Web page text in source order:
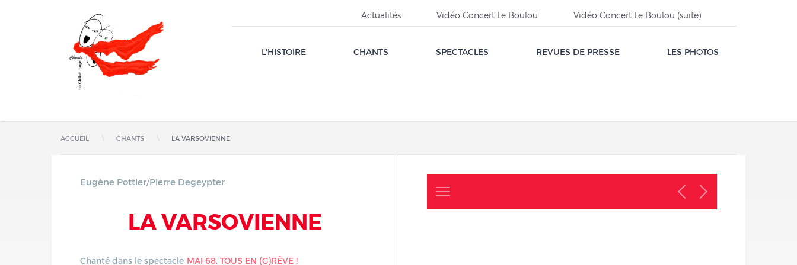
Actualités Vidéo Concert Le Boulou Vidéo Concert Le Boulou (suite)
L'HISTOIRE CHANTS SPECTACLES REVUES DE PRESSE LES PHOTOS
ACCUEIL CHANTS LA VARSOVIENNE
Eugène Pottier/Pierre Degeypter
LA VARSOVIENNE
Chanté dans le spectacle MAI 68, TOUS EN (G)RÊVE !